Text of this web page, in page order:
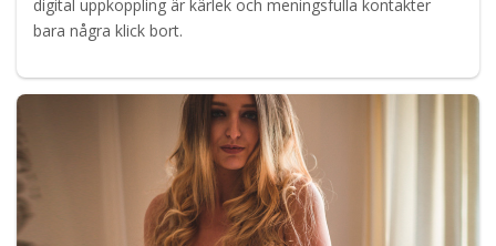
digital uppkoppling är kärlek och meningsfulla kontakter
bara några klick bort.